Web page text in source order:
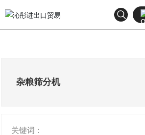
新闻中心
杂粮筛分机
关键词：